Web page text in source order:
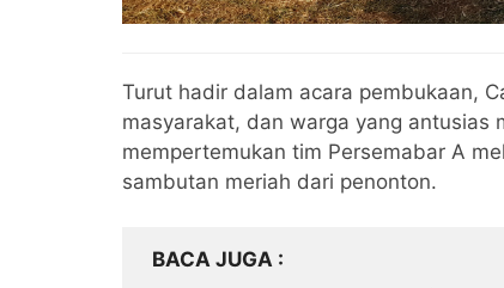
Turut hadir dalam acara pembukaan,
masyarakat, dan warga yang antusias
mempertemukan tim Persemabar A
sambutan meriah dari penonton.
BACA JUGA